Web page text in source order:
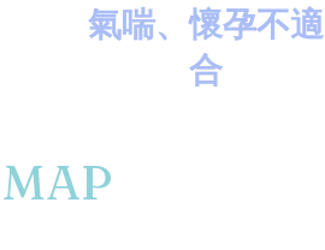
氣喘、懷孕不適
合
MAP